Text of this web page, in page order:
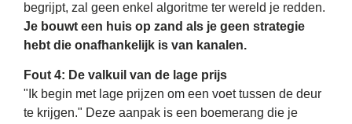
begrijpt, zal geen enkel algoritme ter wereld je redden.
Je bouwt een huis op zand als je geen strategie
hebt die onafhankelijk is van kanalen.
Fout 4: De valkuil van de lage prijs
"Ik begin met lage prijzen om een ​​voet tussen de deur
te krijgen." Deze aanpak is een boemerang die je